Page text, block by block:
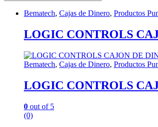
Bematech, Cajas de Dinero, Productos
LOGIC CONTROLS
Bematech, Cajas de Dinero, Productos
LOGIC CONTROLS
0 out of 5
(0)